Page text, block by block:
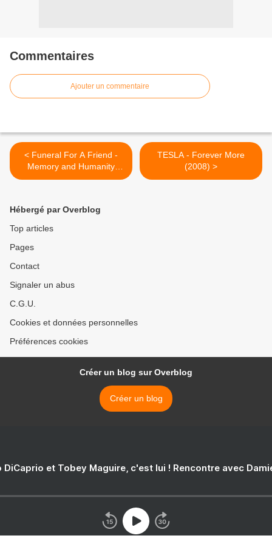
Commentaires
Ajouter un commentaire
< Funeral For A Friend -
Memory and Humanity
(2008) - mp3 -
TESLA - Forever More
(2008) >
Hébergé par Overblog
Top articles
Pages
Contact
Signaler un abus
C.G.U.
Cookies et données personnelles
Préférences cookies
Créer un blog sur Overblog
Créer un blog
DiCaprio et Tobey Maguire, c'est lui ! Rencontre avec